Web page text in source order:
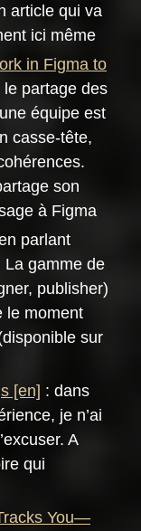
article qui va
ici même
in Figma to
le partage des
équipe est
casse-tête,
son
à Figma
parlant
La gamme de
publisher)
le moment
sur
: dans
je n’ai
A
qui
You—